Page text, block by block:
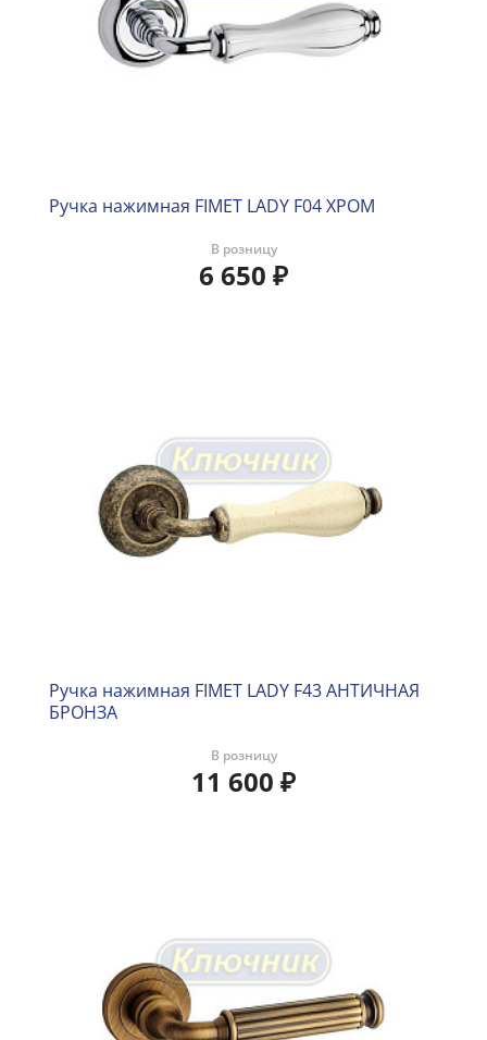
Ручка нажимная FIMET LADY F04 ХРОМ
В розницу
6 650 ₽
Ручка нажимная FIMET LADY F43 АНТИЧНАЯ
БРОНЗА
В розницу
11 600 ₽